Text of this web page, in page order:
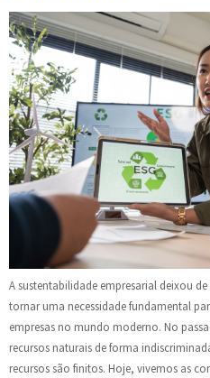
A sustentabilidade empresarial deixou
tornar uma necessidade fundamental
empresas no mundo moderno. No
recursos naturais de forma
recursos são finitos. Hoje, vivemos as